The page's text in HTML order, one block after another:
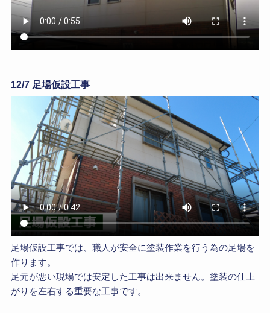
12/7 足場仮設工事
足場仮設工事では、職人が安全に塗装作業を行う為の足場を
作ります。
足元が悪い現場では安定した工事は出来ません。塗装の仕上
がりを左右する重要な工事です。